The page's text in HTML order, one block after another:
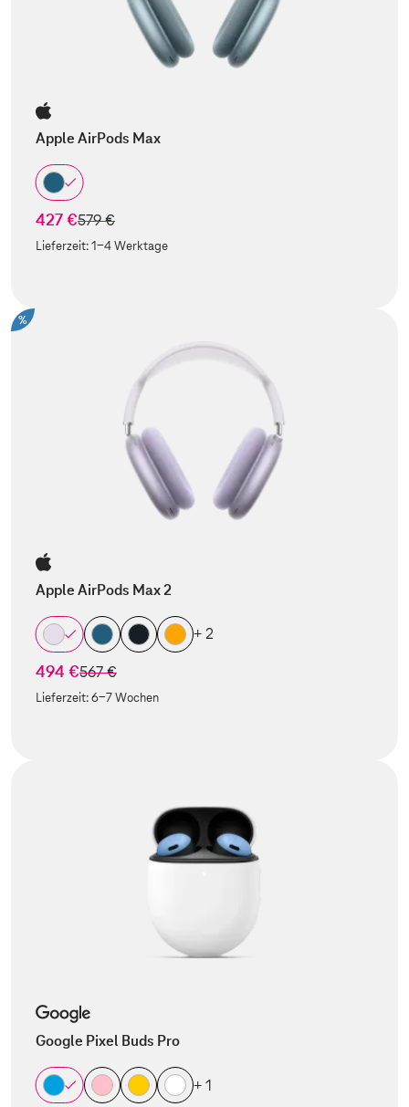
Apple AirPods Max
427 €statt
579 €
Lieferzeit:1-4 Werktage
%
Apple AirPods Max 2
+ 2
494 €statt
567 €
Lieferzeit:6-7 Wochen
Google Pixel Buds Pro
+ 1